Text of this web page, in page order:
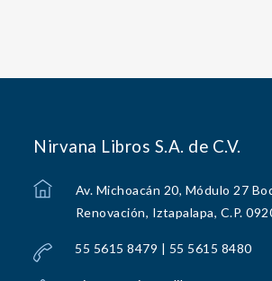
Nirvana Libros S.A. de C.V.
Av. Michoacán 20, Módulo 27
Renovación, Iztapalapa, C.P.
55 5615 8479 | 55 5615 8480